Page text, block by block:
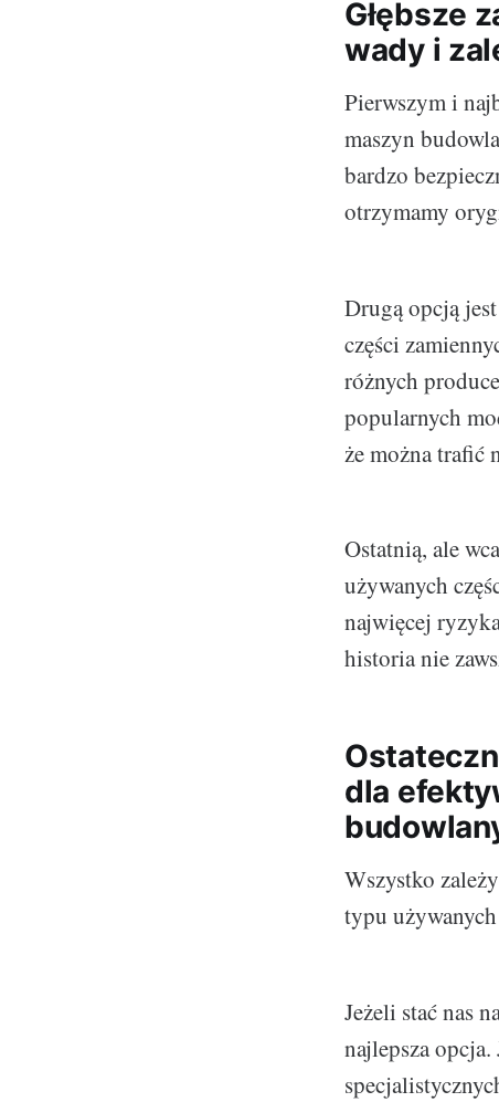
Głębsze
wady i
Pierwszym i
maszyn
bardzo
otrzymamy
Drugą opcją
części
różnych
popularnych
że można trafić
Ostatnią, ale
używanych
najwięcej
historia nie
dla
Wszystko
typu
Jeżeli stać nas
najlepsza